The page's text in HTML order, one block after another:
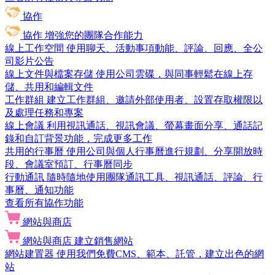
協作
協作 增強您的團隊合作能力
線上工作空間 使用聊天、活動事項動能、評論、回應、全公
司影片公告
線上文件與檔案存儲 使用公司雲碟，與同事輕鬆在線上存
儲、共用和編輯文件
工作群組 建立工作群組、邀請外部使用者、設置存取權限以
及處理任務和專案
線上會議 利用視訊通話、視訊會議、螢幕畫面分享、通話記
錄和自訂背景功能，完成更多工作
共用的行事曆 使用公司與個人行事曆進行規劃、分享開放時
段、會議室預訂、行事曆同步
行動通訊 隨時隨地使用團隊通訊工具、視訊通話、評論、行
事曆、通知功能
查看所有協作功能
網站與商店
網站與商店 建立銷售網站
網站建置器 使用我們免費CMS、範本、託管，建立出色的網
站